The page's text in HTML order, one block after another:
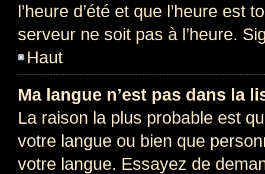
l’heure d’été et que l’heure est
serveur ne soit pas à l’heure.
Haut
Ma langue n’est pas dans la
La raison la plus probable est
votre langue ou bien que
votre langue. Essayez de